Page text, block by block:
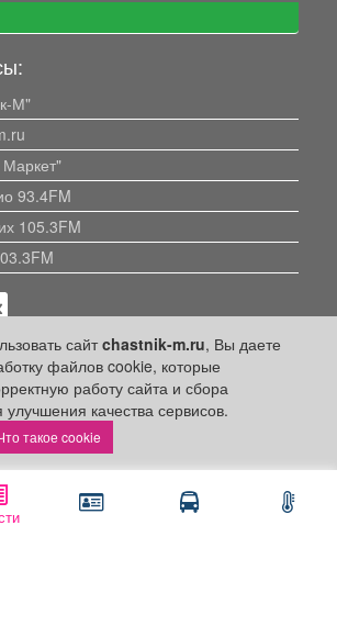
сайтchastnik-m.ru, Вы даете
файлов cookie, которые
работу сайта и сбора
качества сервисов.
такое cookie
М"
Маркет"
93.4FM
105.3FM
«Реклама», «На правах рекламы»,
оплачены рекламодателем.
ответственности за достоверность
в рекламных материалах и